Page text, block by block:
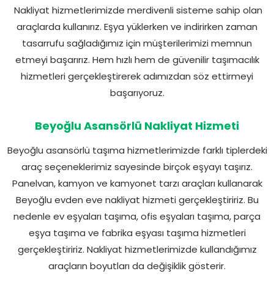
Nakliyat hizmetlerimizde merdivenli sisteme sahip olan
araçlarda kullanırız. Eşya yüklerken ve indirirken zaman
tasarrufu sağladığımız için müşterilerimizi memnun
etmeyi başarırız. Hem hızlı hem de güvenilir taşımacılık
hizmetleri gerçekleştirerek adımızdan söz ettirmeyi
başarıyoruz.
Beyoğlu Asansörlü Nakliyat Hizmeti
Beyoğlu asansörlü taşıma hizmetlerimizde farklı tiplerdeki
araç seçeneklerimiz sayesinde birçok eşyayı taşırız.
Panelvan, kamyon ve kamyonet tarzı araçları kullanarak
Beyoğlu evden eve nakliyat hizmeti gerçekleştiririz. Bu
nedenle ev eşyaları taşıma, ofis eşyaları taşıma, parça
eşya taşıma ve fabrika eşyası taşıma hizmetleri
gerçekleştiririz. Nakliyat hizmetlerimizde kullandığımız
araçların boyutları da değişiklik gösterir.